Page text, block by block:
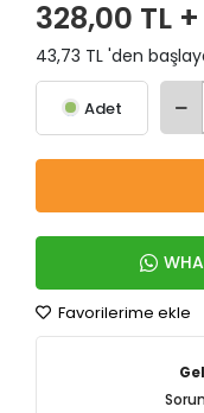
328,00 TL
43,73 TL 'den
Adet
Favorilerime ekle